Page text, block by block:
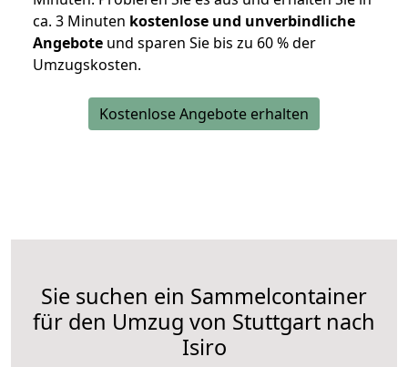
ca. 3 Minuten kostenlose und unverbindliche
Angebote und sparen Sie bis zu 60 % der
Umzugskosten.
Kostenlose Angebote erhalten
Sie suchen ein Sammelcontainer
für den Umzug von Stuttgart nach
Isiro